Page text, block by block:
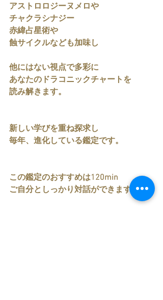
アストロロジーヌメロや
チャクラシナジー
赤緯占星術や
蝕サイクルなども加味し
他にはない視点で多彩に
あなたのドラコニックチャートを
読み解きます。
新しい学びを重ね探求し
毎年、進化している鑑定です。
この鑑定のおすすめは120min
ご自分としっかり対話ができます。